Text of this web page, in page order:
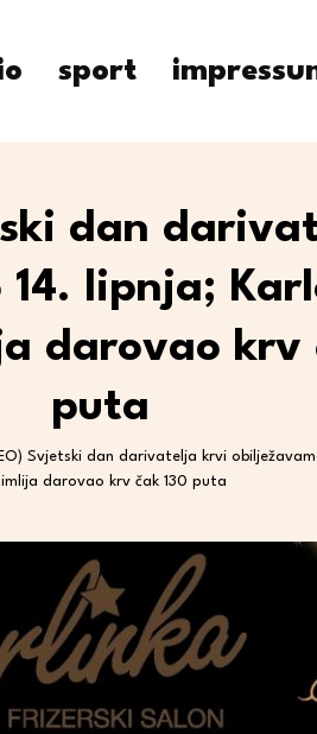
sport
dan
lipnja;
darovao krv
puta
Svjetski dan darivatelja krvi
darovao krv čak 130 puta